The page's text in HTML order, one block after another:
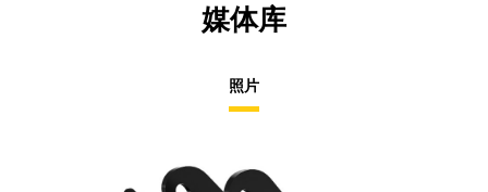
媒体库
照片